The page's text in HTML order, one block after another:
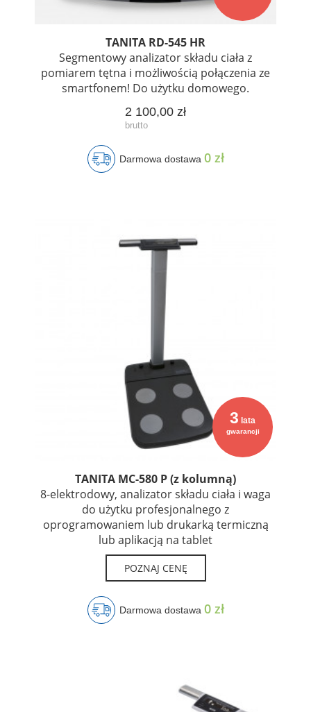
TANITA RD-545 HR
Segmentowy analizator składu ciała z
pomiarem tętna i możliwością połączenia ze
smartfonem! Do użytku domowego.
2 100,00 zł
Darmowa dostawa 0 zł
3 lata
gwarancji
TANITA MC-580 P (z kolumną)
8-elektrodowy, analizator składu ciała i waga
do użytku profesjonalnego z
oprogramowaniem lub drukarką termiczną
lub aplikacją na tablet
POZNAJ CENĘ
Darmowa dostawa 0 zł